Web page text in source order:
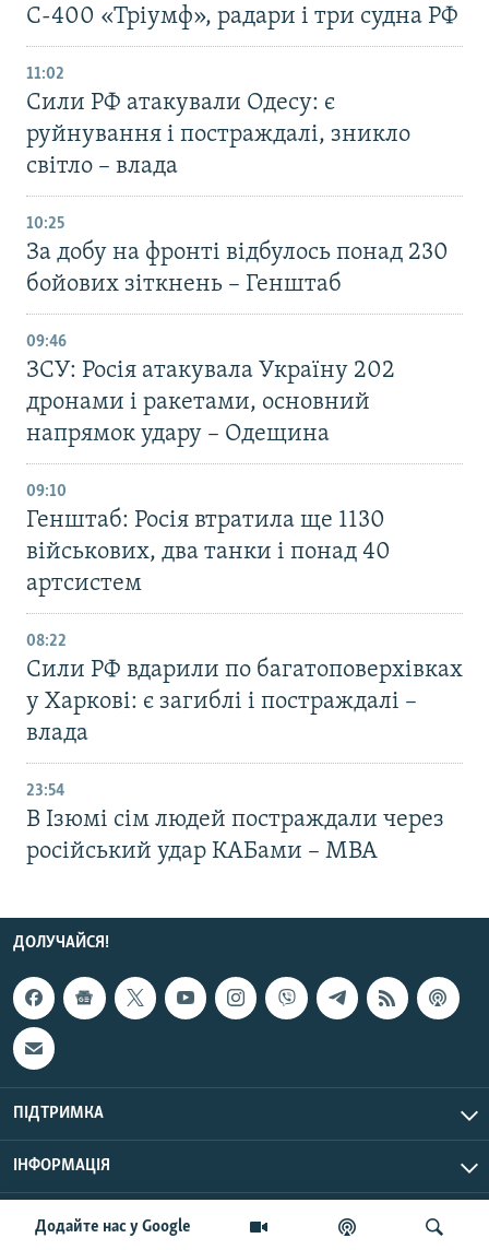
Додайте нас у Google
С-400 «Тріумф», радари і три судна РФ
11:02
Сили РФ атакували Одесу: є
руйнування і постраждалі, зникло
світло – влада
10:25
За добу на фронті відбулось понад 230
бойових зіткнень – Генштаб
09:46
ЗСУ: Росія атакувала Україну 202
дронами і ракетами, основний
напрямок удару – Одещина
09:10
Генштаб: Росія втратила ще 1130
військових, два танки і понад 40
артсистем
08:22
Сили РФ вдарили по багатоповерхівках
у Харкові: є загиблі і постраждалі –
влада
23:54
В Ізюмі сім людей постраждали через
російський удар КАБами – МВА
ДОЛУЧАЙСЯ!
ПІДТРИМКА
ІНФОРМАЦІЯ
© Радіо Свобода, 2026 | Усі права застережено.
UTC+3